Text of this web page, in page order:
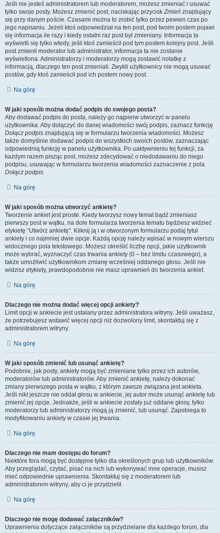
Jeśli nie jesteś administratorem lub moderatorem, możesz zmieniać i usuwać
tylko swoje posty. Możesz zmienić post, naciskając przyciskZmień znajdujący
się przy danym poście. Czasami można to zrobić tylko przez pewien czas po
jego napisaniu. Jeżeli ktoś odpowiedział na ten post, pod twoim postem pojawi
się informacja ile razy i kiedy ostatni raz post był zmieniany. Informacja ta
wyświetli się tylko wtedy, jeśli ktoś zamieścił pod tym postem kolejny post. Jeśli
post zmienił moderator lub administrator, informacja ta nie zostanie
wyświetlona. Administratorzy i moderatorzy mogą zostawić notatkę z
informacją, dlaczego ten post zmieniali. Zwykli użytkownicy nie mogą usuwać
postów, gdy ktoś zamieścił pod ich postem nowy post.
Na górę
W jaki sposób można dodać podpis do swojego posta?
Aby dodawać podpis do posta, należy go najpierw utworzyć w panelu
użytkownika. Aby dołączyć do danej wiadomości swój podpis, zaznacz funkcję
Dołącz podpis znajdującą się w formularzu tworzenia wiadomości. Możesz
także domyślnie dodawać podpis do wszystkich swoich postów, zaznaczając
odpowiednią funkcję w panelu użytkownika. Po uaktywnieniu tej funkcji, za
każdym razem pisząc post, możesz zdecydować o niedodawaniu do niego
podpisu, usuwając w formularzu tworzenia wiadomości zaznaczenie z pola
Dołącz podpis.
Na górę
W jaki sposób można utworzyć ankietę?
Tworzenie ankiet jest proste. Kiedy tworzysz nowy temat bądź zmieniasz
pierwszy post w wątku, na dole formularza tworzenia tematu będziesz widzieć
etykietę “Utwórz ankietę”. Kliknij ją i w otworzonym formularzu podaj tytuł
ankiety i co najmniej dwie opcje. Każdą opcję należy wpisać w nowym wierszu
widocznego pola tekstowego. Możesz określić liczbę opcji, jakie użytkownik
może wybrać, wyznaczyć czas trwania ankiety (0 – bez limitu czasowego), a
także umożliwić użytkownikom zmianę wcześniej oddanego głosu. Jeśli nie
widzisz etykiety, prawdopodobnie nie masz uprawnień do tworzenia ankiet.
Na górę
Dlaczego nie można dodać więcej opcji ankiety?
Limit opcji w ankiecie jest ustalany przez administratora witryny. Jeśli uważasz,
że potrzebujesz wstawić więcej opcji niż dozwolony limit, skontaktuj się z
administratorem witryny.
Na górę
W jaki sposób zmienić lub usunąć ankietę?
Podobnie, jak posty, ankiety mogą być zmieniane tylko przez ich autorów,
moderatorów lub administratorów. Aby zmienić ankietę, należy dokonać
zmiany pierwszego posta w wątku, z którym zawsze związana jest ankieta.
Jeśli nikt jeszcze nie oddał głosu w ankiecie, jej autor może usunąć ankietę lub
zmienić jej opcje. Jednakże, jeśli w ankiecie zostały już oddane głosy, tylko
moderatorzy lub administratorzy mogą ją zmienić, lub usunąć. Zapobiega to
modyfikowaniu ankiety w czasie jej trwania.
Na górę
Dlaczego nie mam dostępu do forum?
Niektóre fora mogą być dostępne tylko dla określonych grup lub użytkowników.
Aby przeglądać, czytać, pisać na nich lub wykonywać inne operacje, musisz
mieć odpowiednie uprawnienia. Skontaktuj się z moderatorem lub
administratorem witryny, aby ci je przydzielił.
Na górę
Dlaczego nie mogę dodawać załączników?
Uprawnienia dotyczące załączników są przydzielane dla każdego forum, dla